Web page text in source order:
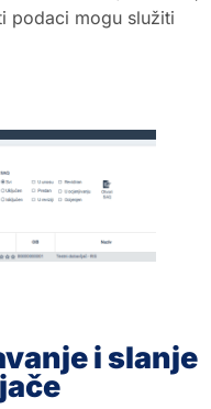
podaci mogu služiti
i slanje